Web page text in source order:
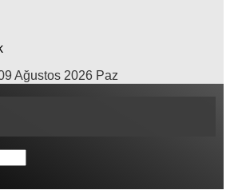
Ağustos 2026 Paz